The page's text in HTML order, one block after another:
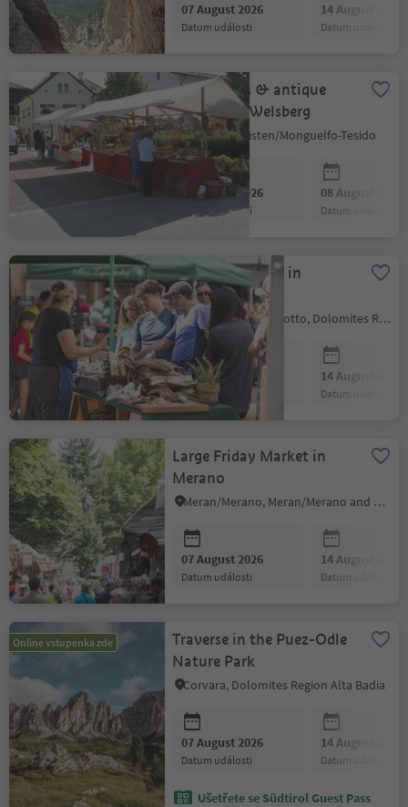
07 August 2026
datum události
14 August 2026
datum události
lea markets & antique
markets in Welsberg
Welsberg-Taisten/Monguelfo-Tesido
07 August 2026
datum události
08 August 2026
datum události
Farmer´s market in
Kastelruth
Kastelruth/Castelrotto, Dolomites Region Seiser Alm
07 August 2026
datum události
14 August 2026
datum události
Large Friday Market in
Merano
Meran/Merano, Meran/Merano and environs
07 August 2026
datum události
14 August 2026
datum události
Online vstupenka zde
Traverse in the Puez-Odle
Nature Park
Corvara, Dolomites Region Alta Badia
07 August 2026
datum události
14 August 2026
datum události
Ušetřete se Südtirol Guest Pass